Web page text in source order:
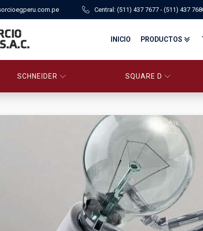
Central: (511) 437 7677 - (511) 437
INICIO PRODUCTOS
MANDO,
FITTINGS, APPARATUS,
SCHNEIDER SQUARE D